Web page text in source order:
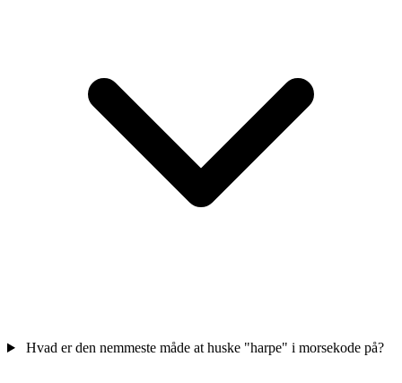
Hvad er den nemmeste måde at huske "harpe" i morsekode på?